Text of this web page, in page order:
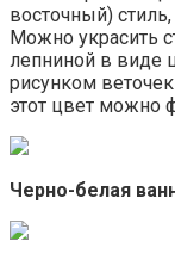
восточный)
Можно украсить
лепниной в виде
рисунком
этот цвет можно
Черно-белая